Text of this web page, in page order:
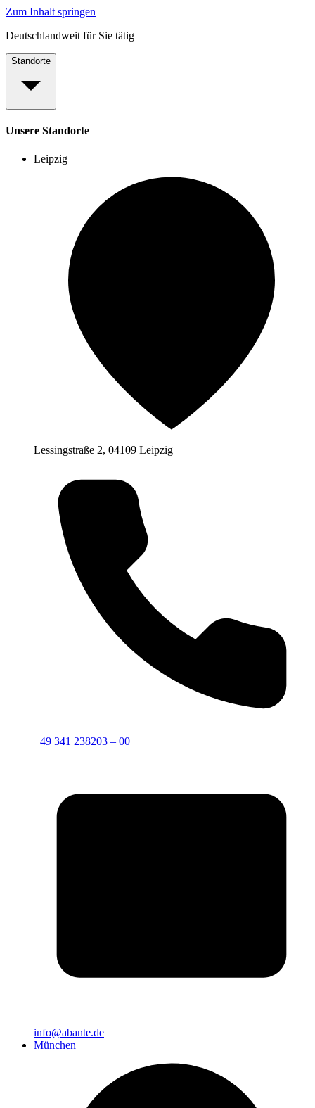
Zum Inhalt springen
Deutschlandweit für Sie tätig
Standorte
Unsere Standorte
Leipzig
Lessingstraße 2, 04109 Leipzig
+49 341 238203 – 00
info@abante.de
München